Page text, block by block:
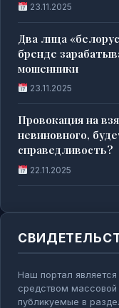
23.11.2025
Два лица
бренде
мошенники
23.11.2025
Провокация на
невиновного,
справедливость?
22.11.2025
Наш портал
средством массовой
публикуемые в